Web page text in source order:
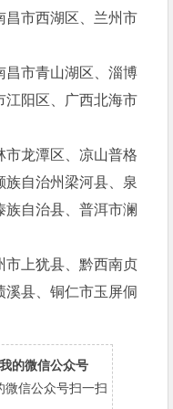
昌市西湖区、兰州市
昌市青山湖区、淄博
江阳区、广西北海市
市龙潭区、凉山普格
自治州梁河县、泉
自治县、普洱市澜
市上犹县、黔西南贞
县、铜仁市玉屏侗
我的微信公众号
微信公众号扫一扫